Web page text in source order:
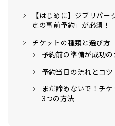
【はじめに】ジブリパ
定の事前予約」が必須！
チケットの種類と選び方
予約前の準備が成功の
予約当日の流れとコツ
まだ諦めないで！チ
3つの方法